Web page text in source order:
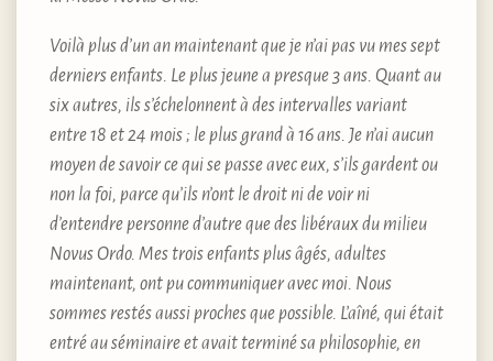
Voilà plus d’un an maintenant que je n’ai pas vu mes sept
derniers enfants. Le plus jeune a presque 3 ans. Quant au
six autres, ils s’échelonnent à des intervalles variant
entre 18 et 24 mois ; le plus grand à 16 ans. Je n’ai aucun
moyen de savoir ce qui se passe avec eux, s’ils gardent ou
non la foi, parce qu’ils n’ont le droit ni de voir ni
d’entendre personne d’autre que des libéraux du milieu
Novus Ordo. Mes trois enfants plus âgés, adultes
maintenant, ont pu communiquer avec moi. Nous
sommes restés aussi proches que possible. L’aîné, qui était
entré au séminaire et avait terminé sa philosophie, en